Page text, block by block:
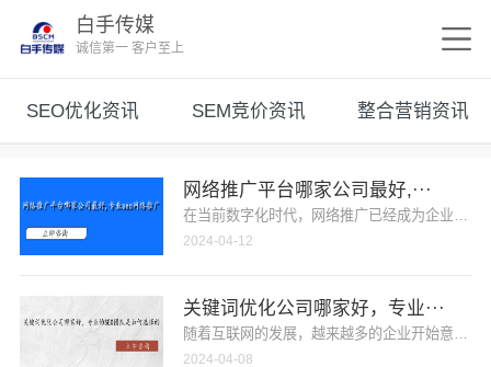
白手传媒
诚信第一 客户至上
SEO优化资讯 SEM竞价资讯 整合营销资讯
网络推广平台哪家公司最好,···
在当前数字化时代，网络推广已经成为企业发展
2024-04-12
关键词优化公司哪家好，专业···
随着互联网的发展，越来越多的企业开始意识
2024-04-08